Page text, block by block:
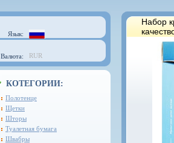
Язык:
Валюта: RUR
КОТЕГОРИИ:
Полотенце
Щетки
Шторы
Туалетная бумага
Швабры
Набор